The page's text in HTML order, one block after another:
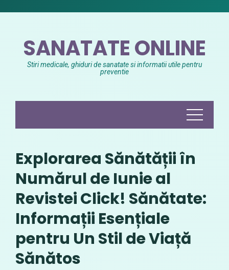
SANATATE ONLINE
Stiri medicale, ghiduri de sanatate si informatii utile pentru
preventie
Explorarea Sănătății în
Numărul de Iunie al
Revistei Click! Sănătate:
Informații Esențiale
pentru Un Stil de Viață
Sănătos